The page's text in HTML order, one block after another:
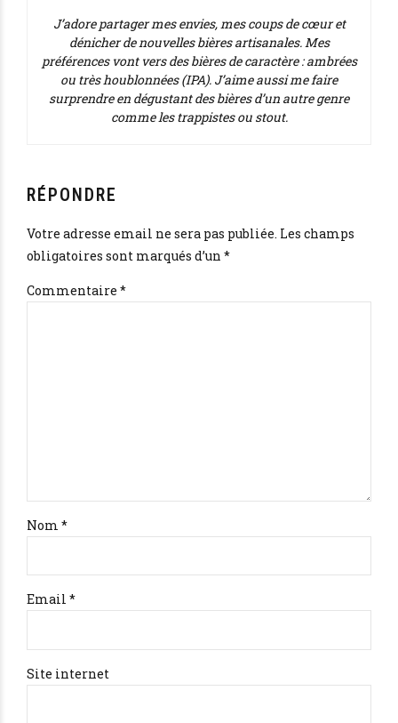
J’adore partager mes envies, mes coups de cœur et
dénicher de nouvelles bières artisanales. Mes
préférences vont vers des bières de caractère : ambrées
ou très houblonnées (IPA). J’aime aussi me faire
surprendre en dégustant des bières d’un autre genre
comme les trappistes ou stout.
RÉPONDRE
Votre adresse email ne sera pas publiée. Les champs
obligatoires sont marqués d’un *
Commentaire *
Nom *
Email *
Site internet